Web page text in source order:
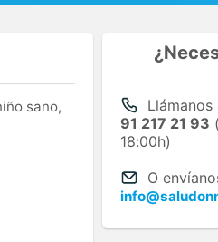
sano,
91 217 21 93
18:00h)
O